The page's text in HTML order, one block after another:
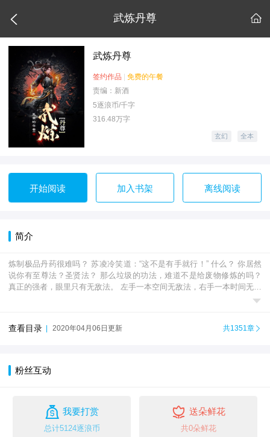
 武炼丹尊 
武炼丹尊
签约作品 | 免费的午餐
责编：新酒
5逐浪币/千字
316.48万字
玄幻 全本
开始阅读 加入书架 离线阅读
简介
炼制极品丹药很难吗？ 苏凌冷笑道：“这不是有手就行！” 什么？ 你居然
说你有至尊法？圣贤法？ 那么垃圾的功法，难道不是给废物修炼的吗？
真正的强者，眼里只有无敌法。 左手一本空间无敌法，右手一本时间无敌

查看目录 2020年04月06日更新 共1351章 
粉丝互动
 我要打赏
总计5124逐浪币
 送朵鲜花
共0朵鲜花